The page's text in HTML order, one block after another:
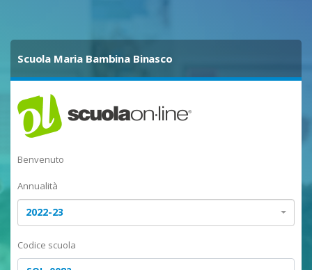
Scuola Maria Bambina Binasco
Benvenuto
Annualità
2022-23
Codice scuola